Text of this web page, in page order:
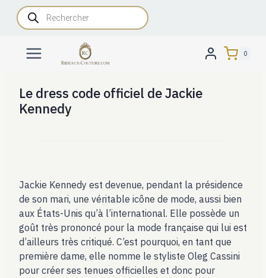
AllerRecherche
de
produits
0
Le dress code officiel de Jackie
Kennedy
Jackie Kennedy est devenue, pendant la présidence
de son mari, une véritable icône de mode, aussi bien
aux États-Unis qu’à l’international. Elle possède un
goût très prononcé pour la mode française qui lui est
d’ailleurs très critiqué. C’est pourquoi, en tant que
première dame, elle nomme le styliste Oleg Cassini
pour créer ses tenues officielles et donc pour